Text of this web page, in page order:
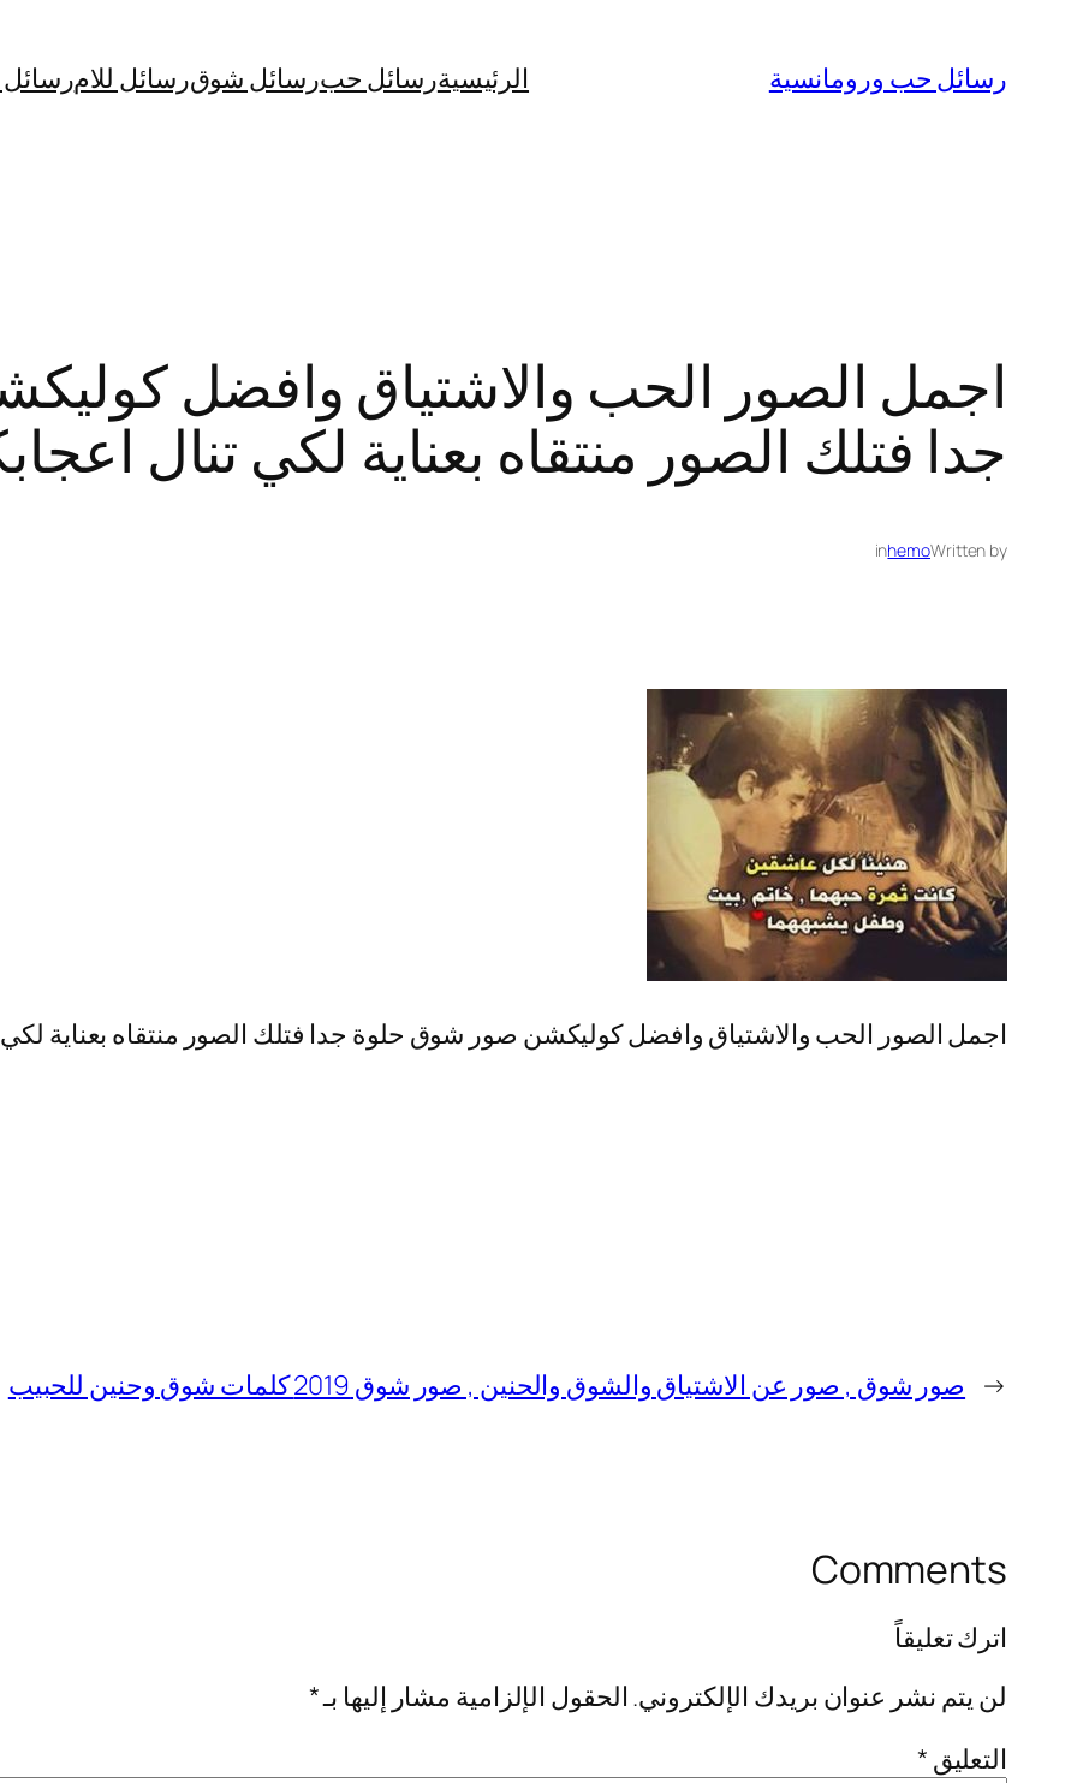
المحتوى
رسائل حب ورومانسية الرئيسيةرسائل حبرسائل شوقرسائل للامرسائل
اجمل الصور الحب والاشتياق وافضل
جدا فتلك الصور منتقاه بعناية لكي تنال
Written by
hemo
in
اجمل الصور الحب والاشتياق وافضل كوليكشن صور شوق حلوة جدا فتلك الصور منتقاه بعناية لكي
← صور شوق , صور عن الاشتياق والشوق والحنين , صور شوق 2019 كلمات شوق وحنين للحبيب
Comments
اترك تعليقاً
لن يتم نشر عنوان بريدك الإلكتروني. الحقول الإلزامية مشار إليها بـ*
التعليق *